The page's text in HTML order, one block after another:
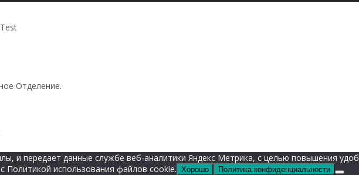
Test
Отделение.
и передает данные службе веб-аналитики Яндекс Метрика, с целью повышения
Политикой использования файлов cookie. Хорошо Политика конфиденциальности